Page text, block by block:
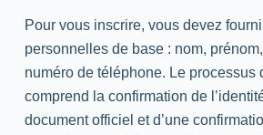
Pour vous inscrire, vous devez
personnelles de base : nom,
numéro de téléphone. Le processus
comprend la confirmation de
document officiel et d’une